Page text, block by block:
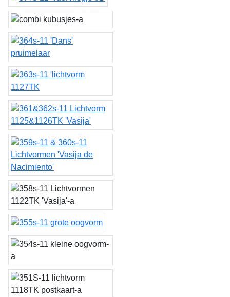
vuurvliegje 01
combi kubusjes
Dans
lichtvorm 1127TK
Lichtvorm 1125&1126TK
'Vasija'
Lichtvormen 'Vasija de
Nacimiento'
Lichtvormen 1122TK
'Vasija'
grote oogvorm
kleine oogvorm